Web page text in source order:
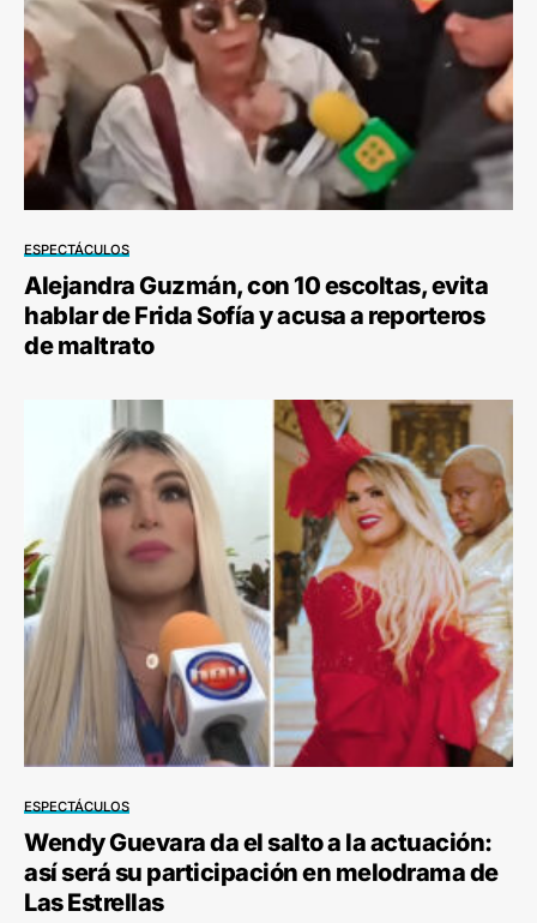
ESPECTÁCULOS
Alejandra Guzmán, con 10 escoltas, evita
hablar de Frida Sofía y acusa a reporteros
de maltrato
ESPECTÁCULOS
Wendy Guevara da el salto a la actuación:
así será su participación en melodrama de
Las Estrellas